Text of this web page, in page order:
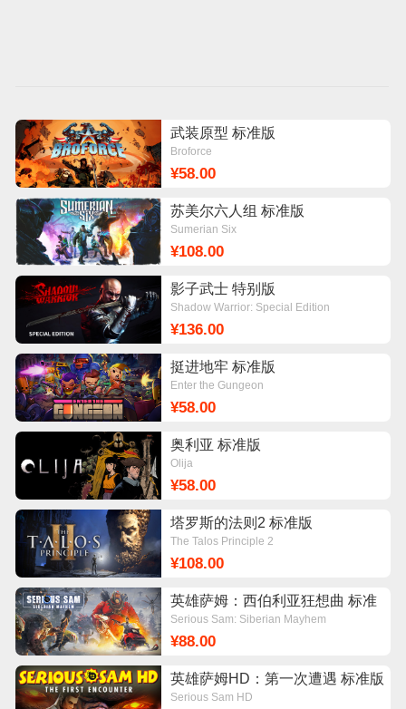
武装原型 标准版
Broforce
¥58.00
苏美尔六人组 标准版
Sumerian Six
¥108.00
影子武士 特别版
Shadow Warrior: Special Edition
¥136.00
挺进地牢 标准版
Enter the Gungeon
¥58.00
奥利亚 标准版
Olija
¥58.00
塔罗斯的法则2 标准版
The Talos Principle 2
¥108.00
英雄萨姆：西伯利亚狂想曲 标准
版
Serious Sam: Siberian Mayhem
¥88.00
英雄萨姆HD：第一次遭遇 标准版
Serious Sam HD